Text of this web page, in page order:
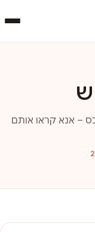
– אנא קראו אותם